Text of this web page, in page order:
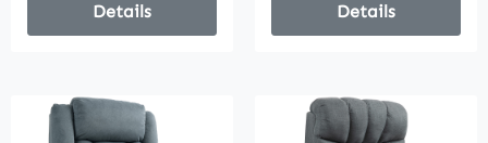
Details Details